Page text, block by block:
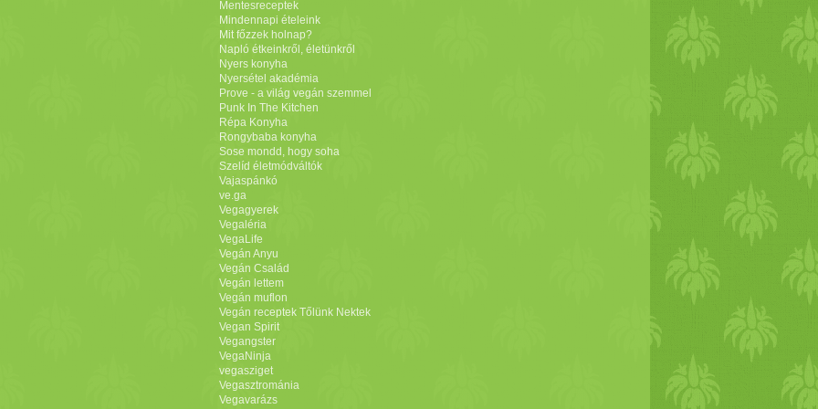
kence zöldségek mártogatásához. Mexikói babos
chilis mártogatós tortilla chips-szel. Italok Jamie-nél
elég jó az ünnepi koktél választéka… van miből
válogatni bőven. Tetszik ez a mentás gránátalmás
spitzer vagy ez az almás fűszeres koktél. Ha pedig
valami édessel, krémessel, nagyon csokissal zárnánk
az évet, ne feledkezzünk meg a forró csokoládéról.
Íme egy jó kis gyűjtemény szuper receptekből.
Mentesreceptek
Mindennapi ételeink
Mit főzzek holnap?
Napló étkeinkről, életünkről
Nyers konyha
Nyersétel akadémia
Prove - a világ vegán szemmel
Punk In The Kitchen
Répa Konyha
Rongybaba konyha
Sose mondd, hogy soha
Szelíd életmódváltók
Vajaspánkó
ve.ga
Vegagyerek
Vegaléria
VegaLife
Vegán Anyu
Vegán Család
Vegán lettem
Vegán muflon
Vegán receptek Tőlünk Nektek
Vegan Spirit
Vegangster
VegaNinja
vegasziget
Vegasztrománia
Vegavarázs